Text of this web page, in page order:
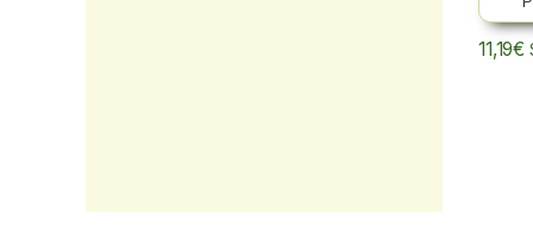
11,19€